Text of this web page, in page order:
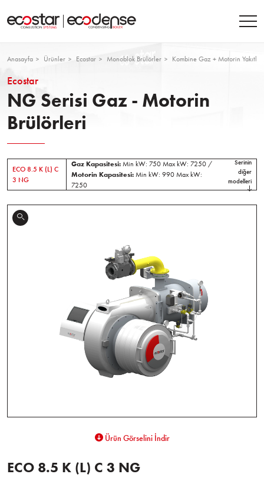
Anasayfa Ürünler Ecostar Monoblok Brülörler Kombine Gaz + Motorin Yakıtlı
Ecostar
NG Serisi Gaz - Motorin
Brülörleri
ECO 8.5 K (L) C
3 NG
Gaz Kapasitesi:Min kW: 750 Max kW: 7250 /
Motorin Kapasitesi:Min kW: 990 Max kW:
7250
Serinin
diğer
modelleri
Ürün Görselini İndir
ECO 8.5 K (L) C 3 NG